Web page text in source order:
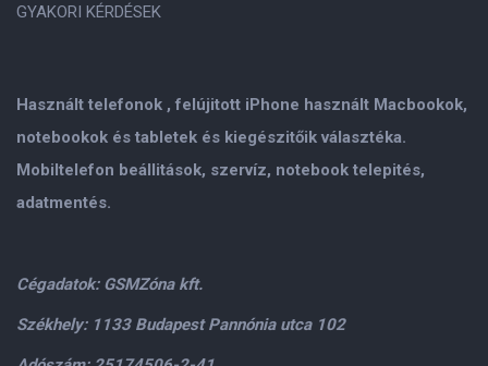
Használt telefonok , felújitott iPhone használt Macbookok,
notebookok és tabletek és kiegészitőik választéka.
Mobiltelefon beállitások, szervíz, notebook telepités,
adatmentés.
Cégadatok: GSMZóna kft.
Székhely: 1133 Budapest Pannónia utca 102
GYAKORI KÉRDÉSEK